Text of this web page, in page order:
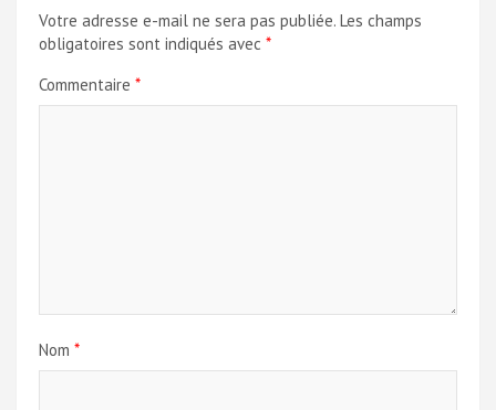
Votre adresse e-mail ne sera pas publiée. Les champs
obligatoires sont indiqués avec *
Commentaire *
Nom *